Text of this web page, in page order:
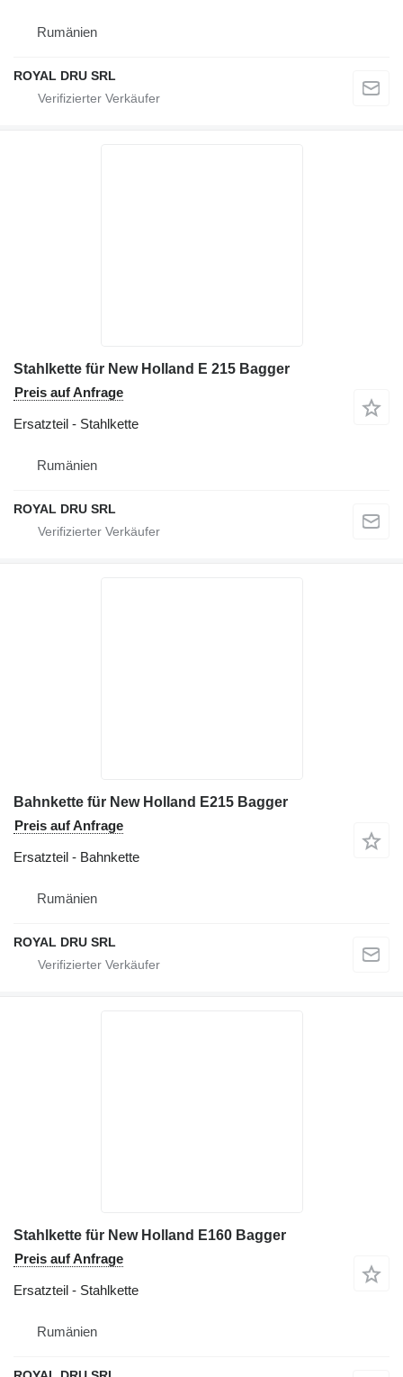
Rumänien
ROYAL DRU SRL
Stahlkette für New Holland E 215 Bagger
Preis auf Anfrage
Ersatzteil - Stahlkette
Rumänien
ROYAL DRU SRL
Bahnkette für New Holland E215 Bagger
Preis auf Anfrage
Ersatzteil - Bahnkette
Rumänien
ROYAL DRU SRL
Stahlkette für New Holland E160 Bagger
Preis auf Anfrage
Ersatzteil - Stahlkette
Rumänien